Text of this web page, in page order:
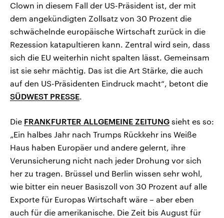
Clown in diesem Fall der US-Präsident ist, der mit
dem angekündigten Zollsatz von 30 Prozent die
schwächelnde europäische Wirtschaft zurück in die
Rezession katapultieren kann. Zentral wird sein, dass
sich die EU weiterhin nicht spalten lässt. Gemeinsam
ist sie sehr mächtig. Das ist die Art Stärke, die auch
auf den US-Präsidenten Eindruck macht“, betont die
SÜDWEST PRESSE.
Die FRANKFURTER ALLGEMEINE ZEITUNG sieht es so:
„Ein halbes Jahr nach Trumps Rückkehr ins Weiße
Haus haben Europäer und andere gelernt, ihre
Verunsicherung nicht nach jeder Drohung vor sich
her zu tragen. Brüssel und Berlin wissen sehr wohl,
wie bitter ein neuer Basiszoll von 30 Prozent auf alle
Exporte für Europas Wirtschaft wäre – aber eben
auch für die amerikanische. Die Zeit bis August für